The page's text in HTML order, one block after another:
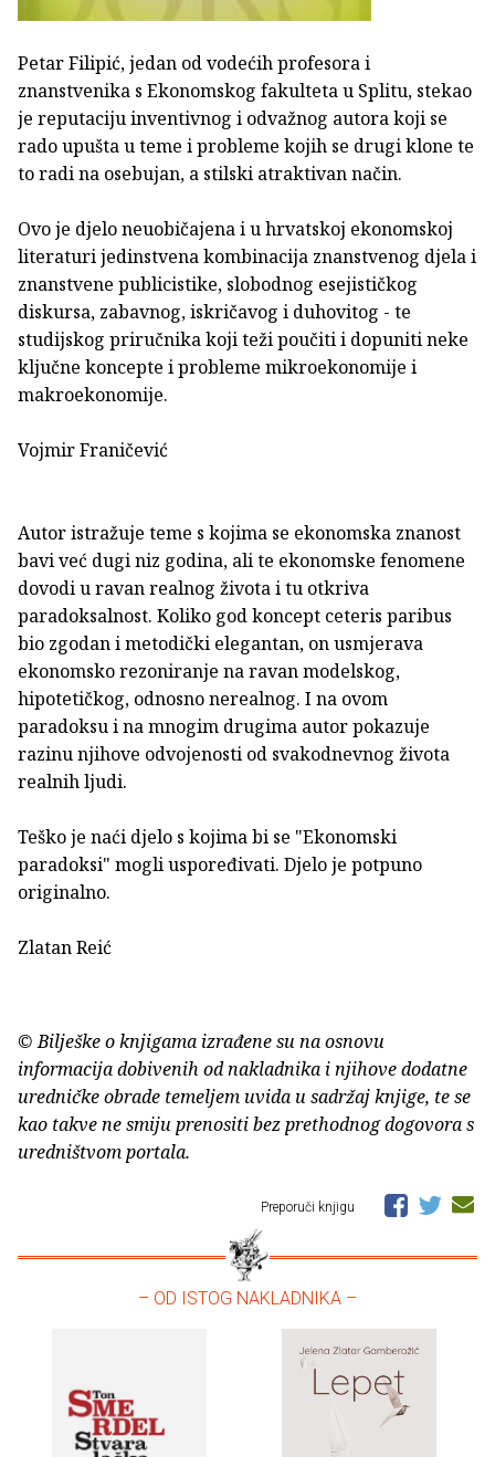
Petar Filipić, jedan od vodećih profesora i
znanstvenika s Ekonomskog fakulteta u Splitu, stekao
je reputaciju inventivnog i odvažnog autora koji se
rado upušta u teme i probleme kojih se drugi klone te
to radi na osebujan, a stilski atraktivan način.
Ovo je djelo neuobičajena i u hrvatskoj ekonomskoj
literaturi jedinstvena kombinacija znanstvenog djela i
znanstvene publicistike, slobodnog esejističkog
diskursa, zabavnog, iskričavog i duhovitog - te
studijskog priručnika koji teži poučiti i dopuniti neke
ključne koncepte i probleme mikroekonomije i
makroekonomije.
Vojmir Franičević
Autor istražuje teme s kojima se ekonomska znanost
bavi već dugi niz godina, ali te ekonomske fenomene
dovodi u ravan realnog života i tu otkriva
paradoksalnost. Koliko god koncept ceteris paribus
bio zgodan i metodički elegantan, on usmjerava
ekonomsko rezoniranje na ravan modelskog,
hipotetičkog, odnosno nerealnog. I na ovom
paradoksu i na mnogim drugima autor pokazuje
razinu njihove odvojenosti od svakodnevnog života
realnih ljudi.
Teško je naći djelo s kojima bi se "Ekonomski
paradoksi" mogli uspoređivati. Djelo je potpuno
originalno.
Zlatan Reić
© Bilješke o knjigama izrađene su na osnovu
informacija dobivenih od nakladnika i njihove dodatne
uredničke obrade temeljem uvida u sadržaj knjige, te se
kao takve ne smiju prenositi bez prethodnog dogovora s
uredništvom portala.
Preporuči knjigu
– OD ISTOG NAKLADNIKA –